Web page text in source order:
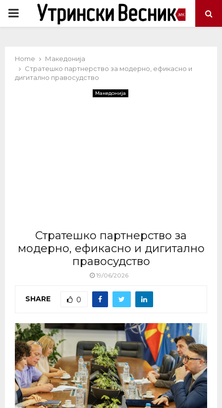
PRIMARY
Home
Македонија
Стратешко партнерство за модерно, ефикасно и
дигитално правосудство
Македонија
Стратешко партнерство за
модерно, ефикасно и дигитално
правосудство
19/06/2026
SHARE 0